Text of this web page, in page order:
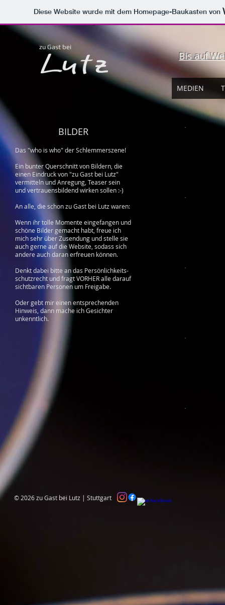
Diese Website wurde mit dem Homepage-Baukasten von
was tun am wochenende stuttgartlecker essen stuttgart
zu Gast bei
Bis auf
MEDIEN
BILDER
Das "who is who" der Schlemmerszene!
Ein bunter Querschnitt von Bildern, die
einen Eindruck von "zu Gast bei Lutz"
vermitteln und Anregung, Teaser sein
und vertrauensbildend wirken sollen :-)
An alle, die schon zu Gast bei Lutz waren:
Wenn ihr tolle Momente eingefangen und
schöne Bilder gemacht habt, freue ich
mich sehr über Zusendung und stelle sie
auch gerne auf die Website, sodass sich
andere auch daran erfreuen können.
Denkt dabei bitte an das Persönlichkeits-
schutzrecht und fragt VORHER alle darauf
sichtbaren Personen um Freigabe.
Oder gebt mir einen entsprechenden
Hinweis, dann mache ich Gesichter
unkenntlich.
© 2026 zu Gast bei Lutz | Stuttgart